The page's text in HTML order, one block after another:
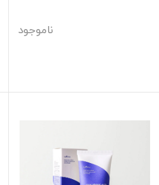
ناموجود